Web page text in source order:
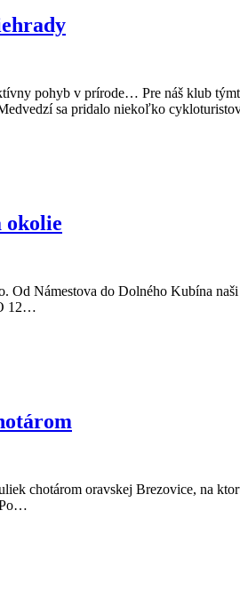
pohyb v prírode… Pre náš klub
sa pridalo niekoľko
okolie
Námestova do Dolného Kubína
12…
chotárom oravskej Brezovice, na
Po…